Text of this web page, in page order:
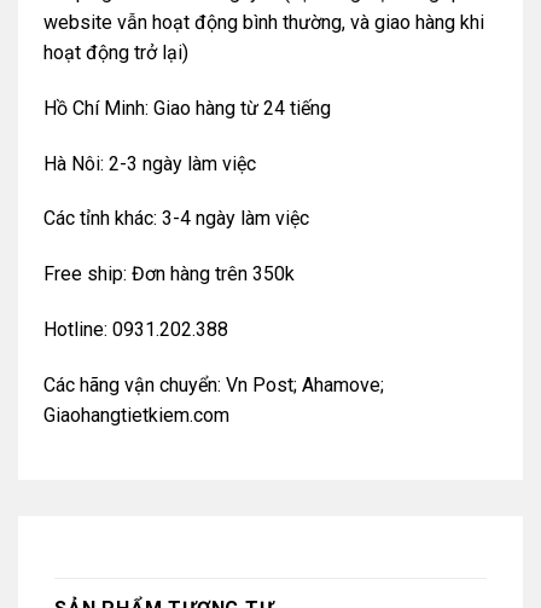
website vẫn hoạt động bình thường, và giao hàng khi
hoạt động trở lại)
Hồ Chí Minh: Giao hàng từ 24 tiếng
Hà Nôi: 2-3 ngày làm việc
Các tỉnh khác: 3-4 ngày làm việc
Free ship: Đơn hàng trên 350k
Hotline: 0931.202.388
Các hãng vận chuyển: Vn Post; Ahamove;
Giaohangtietkiem.com